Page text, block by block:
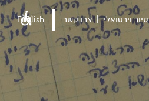
סיור וירטואלי צרו קשר English